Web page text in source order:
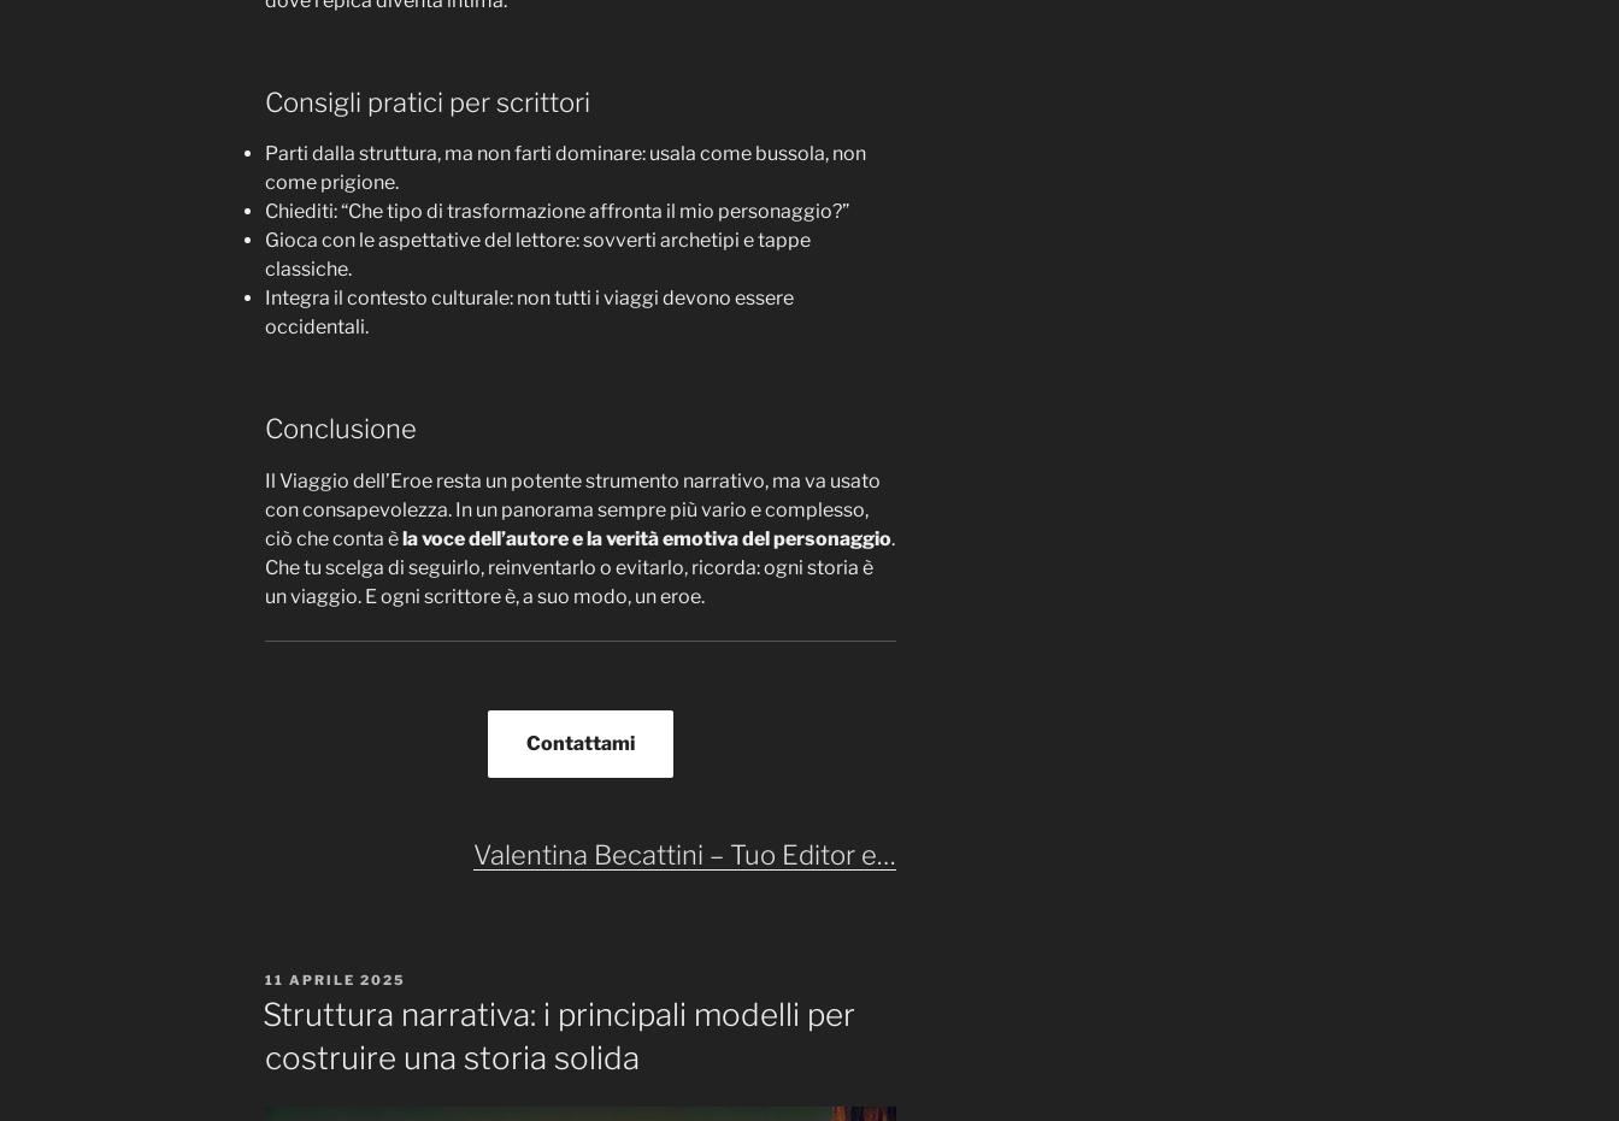
Consigli pratici per scrittori
Parti dalla struttura, ma non farti dominare: usala come bussola, non
come prigione.
Chiediti: “Che tipo di trasformazione affronta il mio personaggio?”
Gioca con le aspettative del lettore: sovverti archetipi e tappe
classiche.
Integra il contesto culturale: non tutti i viaggi devono essere
occidentali.
Conclusione
Il Viaggio dell’Eroe resta un potente strumento narrativo, ma va usato
con consapevolezza. In un panorama sempre più vario e complesso,
ciò che conta èla voce dell’autore e la verità emotiva del personaggio.
Che tu scelga di seguirlo, reinventarlo o evitarlo, ricorda: ogni storia è
un viaggio. E ogni scrittore è, a suo modo, un eroe.
Contattami
Valentina Becattini – Tuo Editor e…
PUBBLICATO
IL
11 APRILE 2025
Struttura narrativa: i principali modelli per
costruire una storia solida